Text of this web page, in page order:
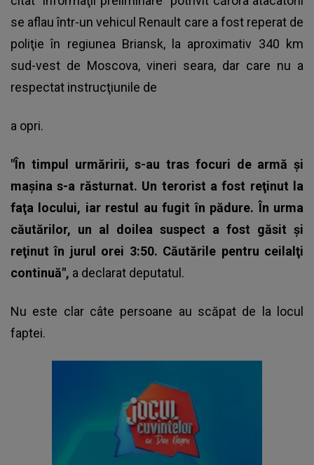
se aflau într-un vehicul Renault care a fost reperat de
poliţie în regiunea Briansk, la aproximativ 340 km
sud-vest de Moscova, vineri seara, dar care nu a
respectat instrucţiunile de
a opri.
"În timpul urmăririi, s-au tras focuri de armă şi
maşina s-a răsturnat. Un terorist a fost reţinut la
faţa locului, iar restul au fugit în pădure. În urma
căutărilor, un al doilea suspect a fost găsit şi
reţinut în jurul orei 3:50. Căutările pentru ceilalţi
continuă", a declarat deputatul.
Nu este clar câte persoane au scăpat de la locul
faptei.